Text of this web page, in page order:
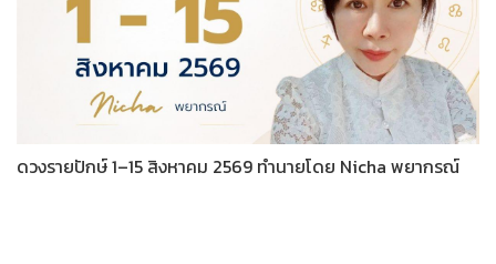
ดวงรายปักษ์ 1–15 สิงหาคม 2569 ทำนายโดย Nicha พยากรณ์